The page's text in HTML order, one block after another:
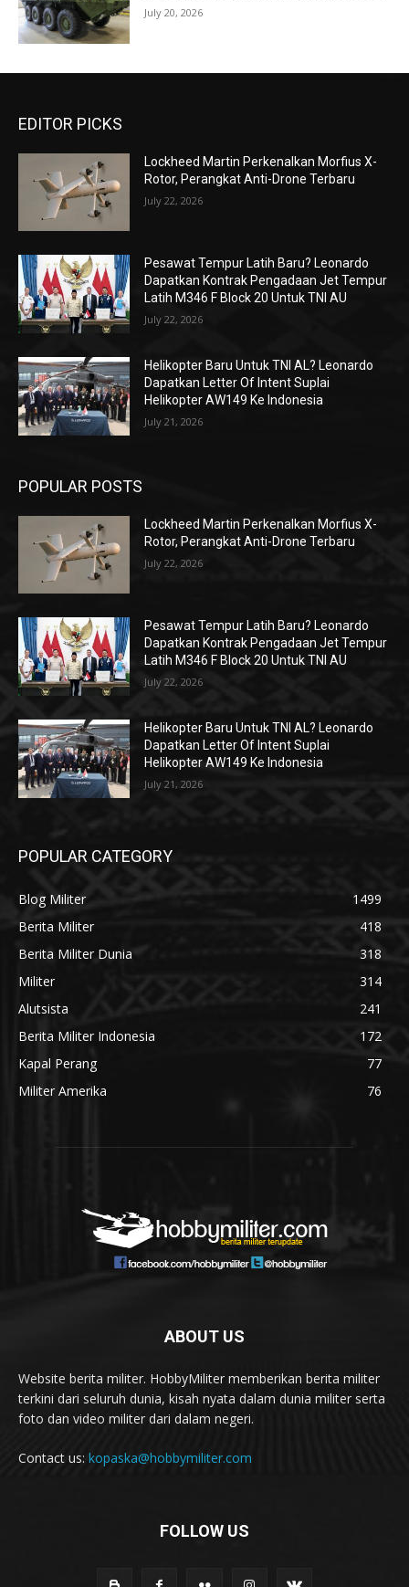
July 20, 2026
EDITOR PICKS
Lockheed Martin Perkenalkan Morfius X-
Rotor, Perangkat Anti-Drone Terbaru
July 22, 2026
Pesawat Tempur Latih Baru? Leonardo
Dapatkan Kontrak Pengadaan Jet Tempur
Latih M346 F Block 20 Untuk TNI AU
July 22, 2026
Helikopter Baru Untuk TNI AL? Leonardo
Dapatkan Letter Of Intent Suplai
Helikopter AW149 Ke Indonesia
July 21, 2026
POPULAR POSTS
Lockheed Martin Perkenalkan Morfius X-
Rotor, Perangkat Anti-Drone Terbaru
July 22, 2026
Pesawat Tempur Latih Baru? Leonardo
Dapatkan Kontrak Pengadaan Jet Tempur
Latih M346 F Block 20 Untuk TNI AU
July 22, 2026
Helikopter Baru Untuk TNI AL? Leonardo
Dapatkan Letter Of Intent Suplai
Helikopter AW149 Ke Indonesia
July 21, 2026
POPULAR CATEGORY
Blog Militer
1499
Berita Militer
418
Berita Militer Dunia
318
Militer
314
Alutsista
241
Berita Militer Indonesia
172
Kapal Perang
77
Militer Amerika
76
ABOUT US
Website berita militer. HobbyMiliter memberikan berita militer
terkini dari seluruh dunia, kisah nyata dalam dunia militer serta
foto dan video militer dari dalam negeri.
Contact us: kopaska@hobbymiliter.com
FOLLOW US